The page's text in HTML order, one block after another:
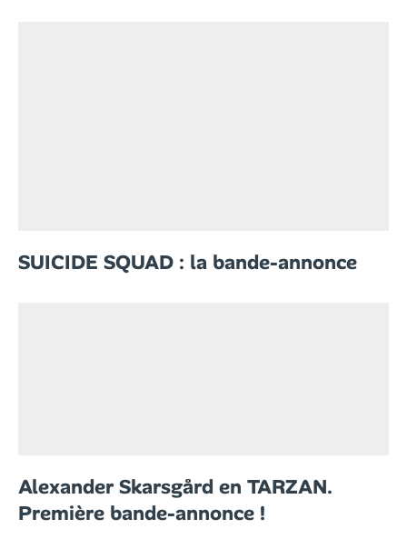
SUICIDE SQUAD : la bande-annonce
Alexander Skarsgård en TARZAN.
Première bande-annonce !